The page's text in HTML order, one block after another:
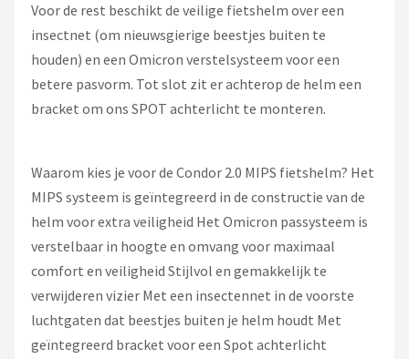
Voor de rest beschikt de veilige fietshelm over een
insectnet (om nieuwsgierige beestjes buiten te
houden) en een Omicron verstelsysteem voor een
betere pasvorm. Tot slot zit er achterop de helm een
bracket om ons SPOT achterlicht te monteren.
Waarom kies je voor de Condor 2.0 MIPS fietshelm? Het
MIPS systeem is geïntegreerd in de constructie van de
helm voor extra veiligheid Het Omicron passysteem is
verstelbaar in hoogte en omvang voor maximaal
comfort en veiligheid Stijlvol en gemakkelijk te
verwijderen vizier Met een insectennet in de voorste
luchtgaten dat beestjes buiten je helm houdt Met
geïntegreerd bracket voor een Spot achterlicht